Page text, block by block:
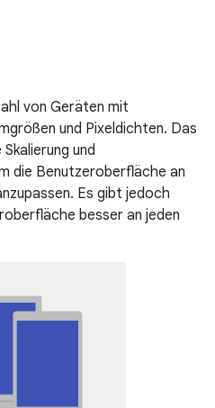
von Geräten mit
und Pixeldichten. Das
und
die Benutzeroberfläche an
Es gibt jedoch
besser an jeden